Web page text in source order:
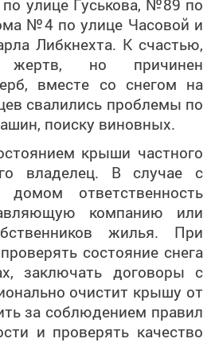
улице Гуськова, №89 по
№4 по улице Часовой и
Либкнехта. К счастью,
но причинен
вместе со снегом на
свалились проблемы по
поиску виновных.
крыши частного
владелец. В случае с
домом ответственность
компанию или
жилья. При
состояние снега
заключать договоры с
очистит крышу от
за соблюдением правил
и проверять качество